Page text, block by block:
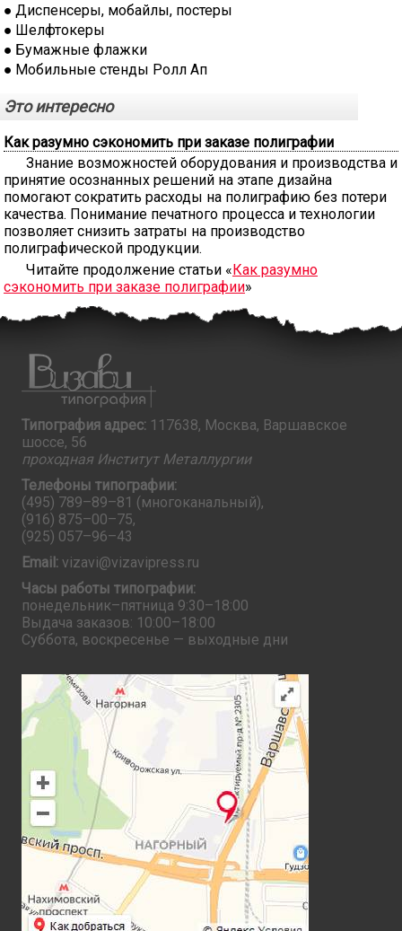
Диспенсеры, мобайлы, постеры
Шелфтокеры
Бумажные флажки
Мобильные стенды Ролл Ап
Это интересно
Как разумно сэкономить при заказе полиграфии
Знание возможностей оборудования и производства и
принятие осознанных решений на этапе дизайна
помогают сократить расходы на полиграфию без потери
качества. Понимание печатного процесса и технологии
позволяет снизить затраты на производство
полиграфической продукции.
Читайте продолжение статьи «Как разумно
сэкономить при заказе полиграфии»
Типография адрес: 117638, Москва, Варшавское
шоссе, 56
проходная Институт Металлургии
Телефоны типографии:
(495) 789–89–81 (многоканальный),
(916) 875–00–75,
(925) 057–96–43
Email: vizavi@vizavipress.ru
Часы работы типографии:
понедельник–пятница 9:30–18:00
Выдача заказов: 10:00–18:00
Суббота, воскресенье — выходные дни